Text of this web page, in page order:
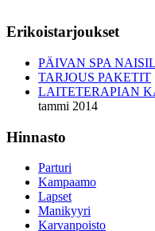
Erikoistarjoukset
PÄIVAN SPA
TARJOUS PAKETIT
LAITETERAPIAN
tammi 2014
Hinnasto
Parturi
Kampaamo
Lapset
Manikyyri
Karvanpoisto